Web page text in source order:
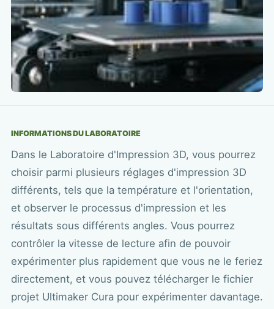
INFORMATIONS DU LABORATOIRE
Dans le Laboratoire d'Impression 3D, vous pourrez
choisir parmi plusieurs réglages d'impression 3D
différents, tels que la température et l'orientation,
et observer le processus d'impression et les
résultats sous différents angles. Vous pourrez
contrôler la vitesse de lecture afin de pouvoir
expérimenter plus rapidement que vous ne le feriez
directement, et vous pouvez télécharger le fichier
projet Ultimaker Cura pour expérimenter davantage.